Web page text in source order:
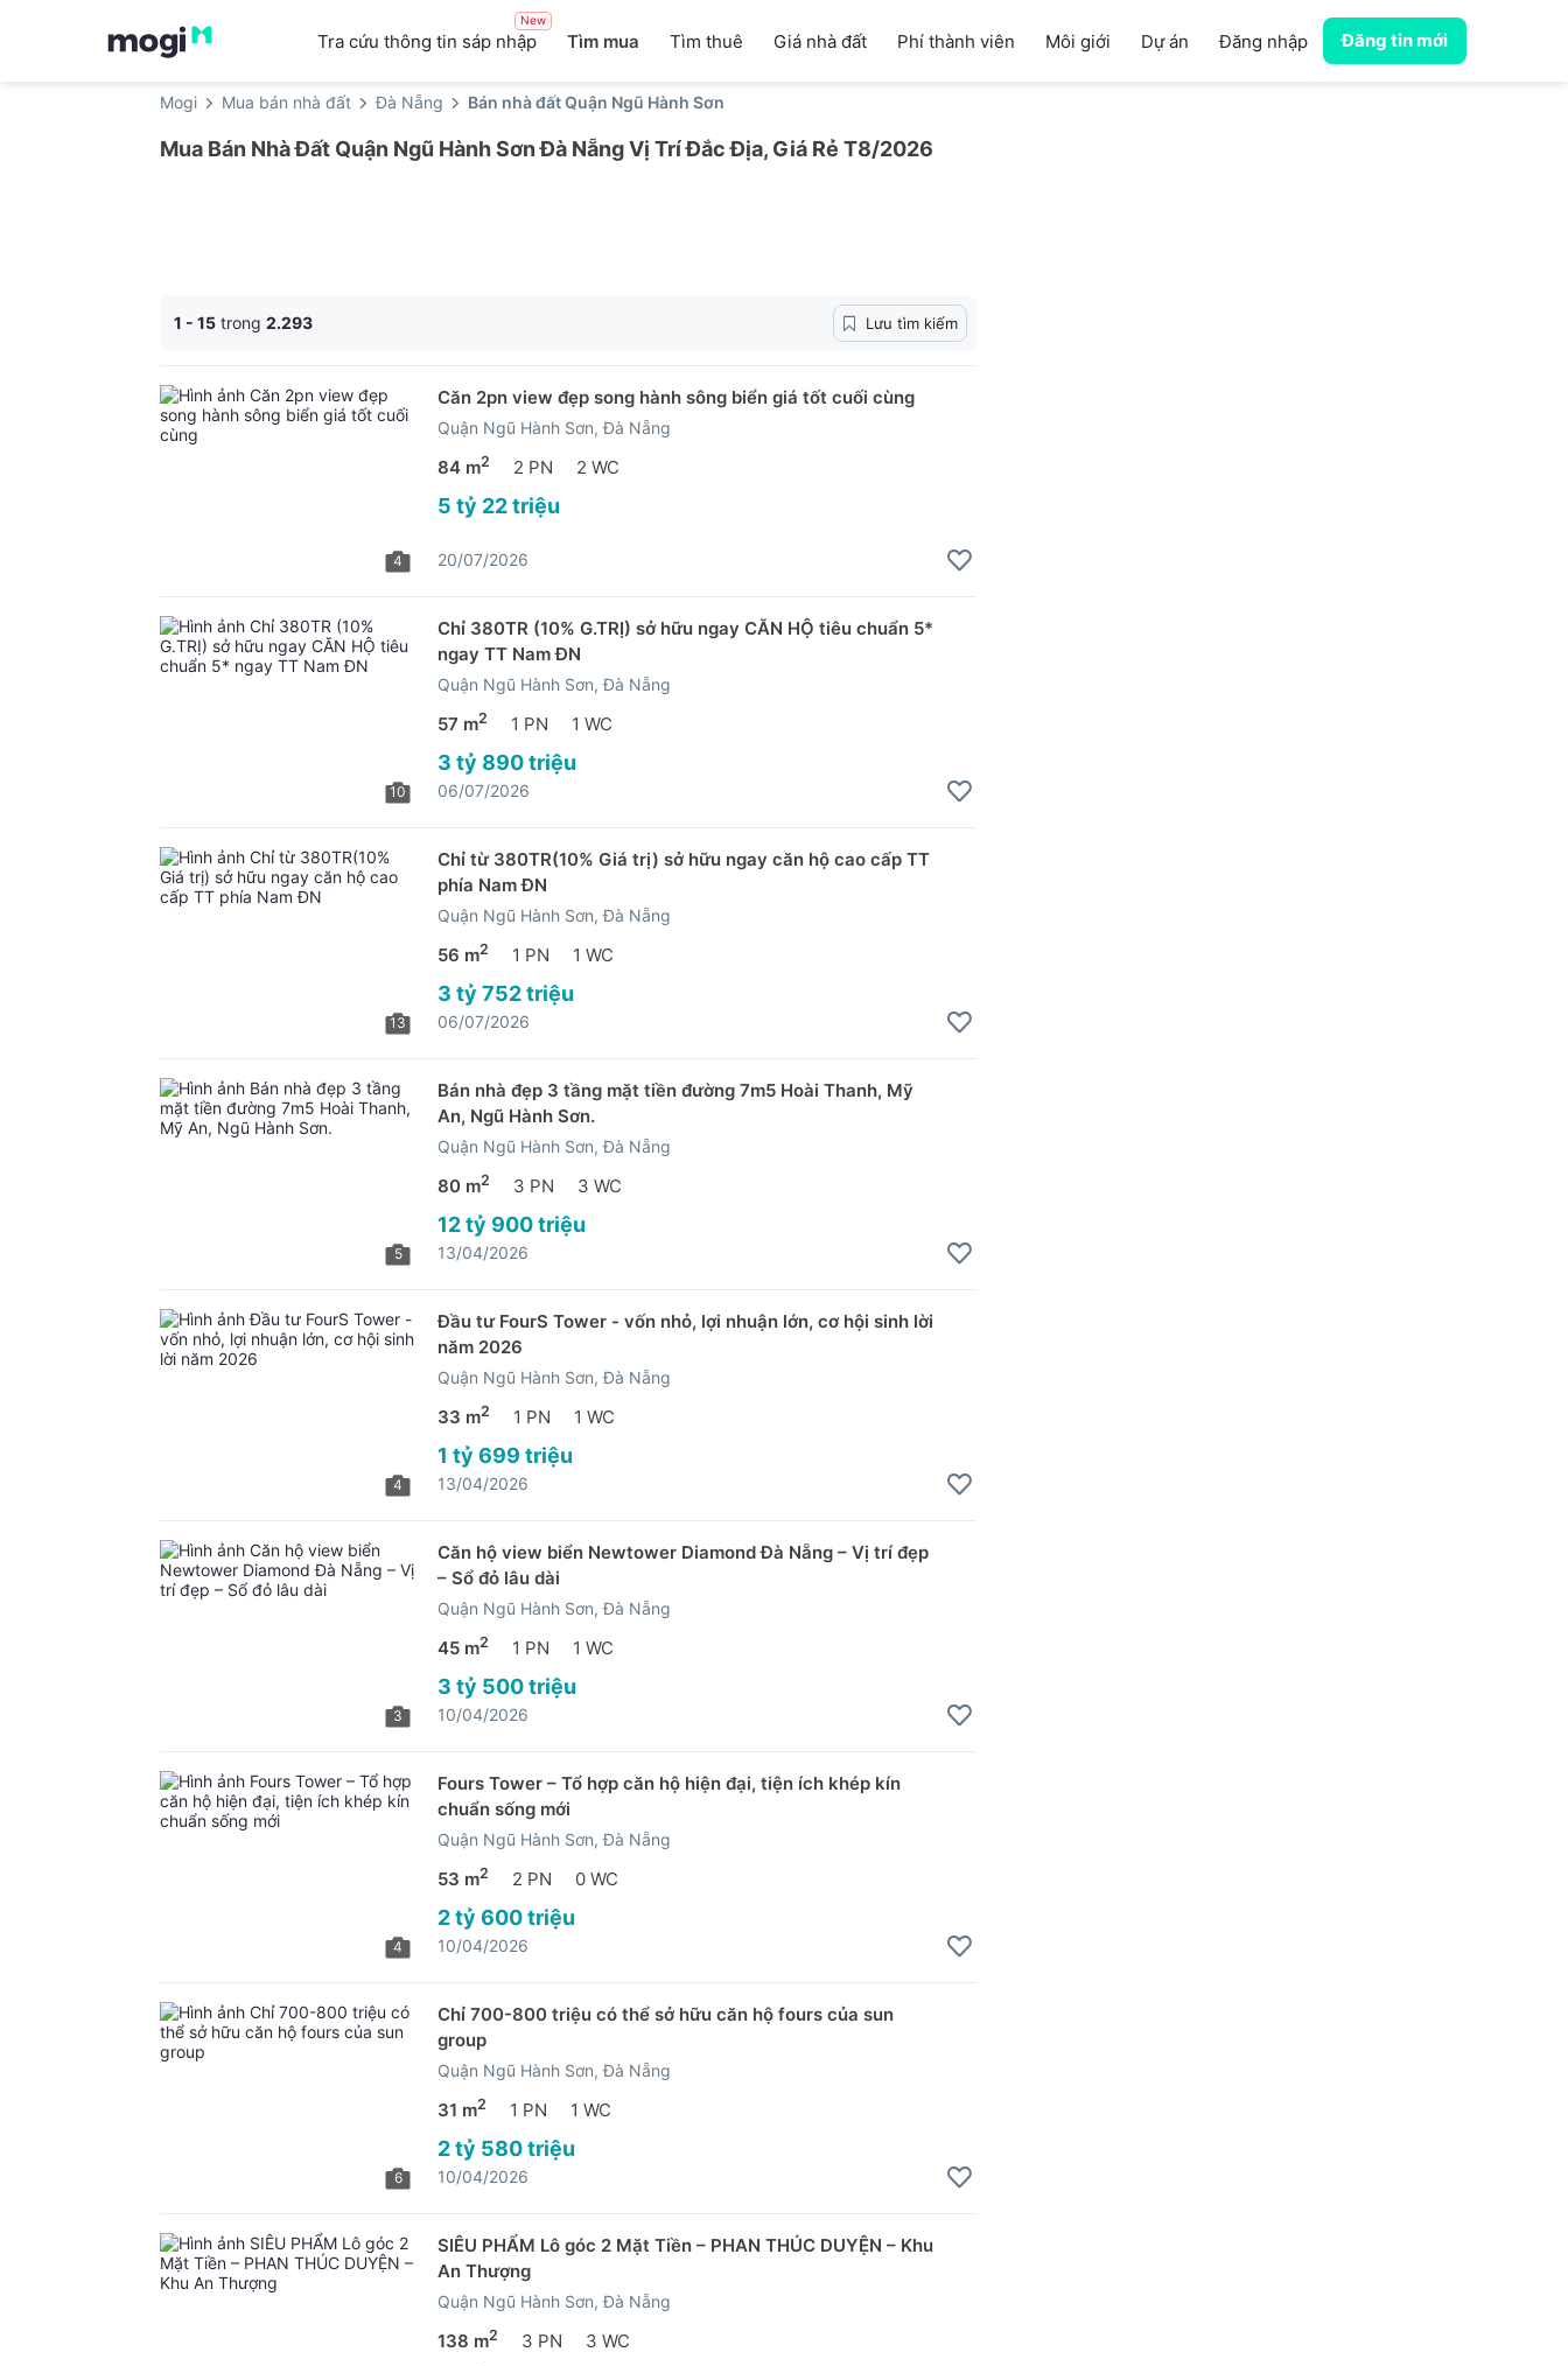
Tra cứu thông tin sáp nhập
New
Tìm mua Tìm thuê Giá nhà đất Phí thành viên Môi giới Dự án Đăng nhập Đăng tin mới
Mogi Mua bán nhà đất Đà Nẵng Bán nhà đất Quận Ngũ Hành Sơn
Mua Bán Nhà Đất Quận Ngũ Hành Sơn Đà Nẵng Vị Trí Đắc Địa, Giá Rẻ T8/2026
1 - 15 trong 2.293 Lưu tìm kiếm
4
Căn 2pn view đẹp song hành sông biển giá tốt cuối cùng
Quận Ngũ Hành Sơn, Đà Nẵng
84 m2 2 PN 2 WC
5 tỷ 22 triệu
20/07/2026
10
Chỉ 380TR (10% G.TRỊ) sở hữu ngay CĂN HỘ tiêu chuẩn 5*
ngay TT Nam ĐN
Quận Ngũ Hành Sơn, Đà Nẵng
57 m2 1 PN 1 WC
3 tỷ 890 triệu
06/07/2026
13
Chỉ từ 380TR(10% Giá trị) sở hữu ngay căn hộ cao cấp TT
phía Nam ĐN
Quận Ngũ Hành Sơn, Đà Nẵng
56 m2 1 PN 1 WC
3 tỷ 752 triệu
06/07/2026
5
Bán nhà đẹp 3 tầng mặt tiền đường 7m5 Hoài Thanh, Mỹ
An, Ngũ Hành Sơn.
Quận Ngũ Hành Sơn, Đà Nẵng
80 m2 3 PN 3 WC
12 tỷ 900 triệu
13/04/2026
4
Đầu tư FourS Tower - vốn nhỏ, lợi nhuận lớn, cơ hội sinh lời
năm 2026
Quận Ngũ Hành Sơn, Đà Nẵng
33 m2 1 PN 1 WC
1 tỷ 699 triệu
13/04/2026
3
Căn hộ view biển Newtower Diamond Đà Nẵng – Vị trí đẹp
– Sổ đỏ lâu dài
Quận Ngũ Hành Sơn, Đà Nẵng
45 m2 1 PN 1 WC
3 tỷ 500 triệu
10/04/2026
4
Fours Tower – Tổ hợp căn hộ hiện đại, tiện ích khép kín
chuẩn sống mới
Quận Ngũ Hành Sơn, Đà Nẵng
53 m2 2 PN 0 WC
2 tỷ 600 triệu
10/04/2026
6
Chỉ 700-800 triệu có thể sở hữu căn hộ fours của sun
group
Quận Ngũ Hành Sơn, Đà Nẵng
31 m2 1 PN 1 WC
2 tỷ 580 triệu
10/04/2026
SIÊU PHẨM Lô góc 2 Mặt Tiền – PHAN THÚC DUYỆN – Khu
An Thượng
Quận Ngũ Hành Sơn, Đà Nẵng
138 m2 3 PN 3 WC